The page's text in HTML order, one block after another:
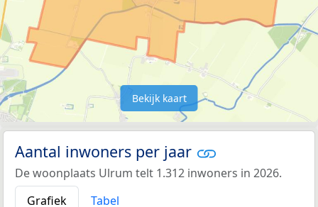
Bekijk kaart
Aantal inwoners per jaar
De woonplaats Ulrum telt 1.312 inwoners in 2026.
Grafiek
Tabel